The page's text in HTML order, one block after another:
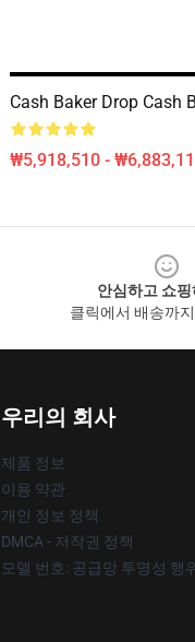
Cash Baker Drop Cash
₩5,918,510 -
안심하고 쇼
클릭에서 배송까
우리의 회사
제품 정보
이용 약관
개인 정보 정책
DMCA - 저작권 정책
모델 번호: 공급망 투명성 행위